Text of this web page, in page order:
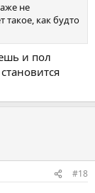
не
как будто
и пол
#18